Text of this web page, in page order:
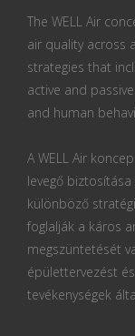
The WELL Air
air quality across
strategies that
active and
and human
A WELL Air
levegő
különböző
foglalják a káros
megszüntetését
épülettervezést
tevékenységek